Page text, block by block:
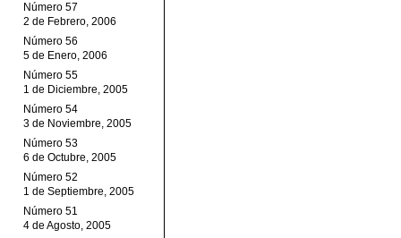
Número 57
2 de Febrero, 2006
Número 56
5 de Enero, 2006
Número 55
1 de Diciembre, 2005
Número 54
3 de Noviembre, 2005
Número 53
6 de Octubre, 2005
Número 52
1 de Septiembre, 2005
Número 51
4 de Agosto, 2005